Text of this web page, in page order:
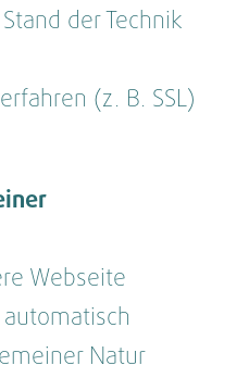
der Technik
(z. B. SSL)
Webseite
Natur